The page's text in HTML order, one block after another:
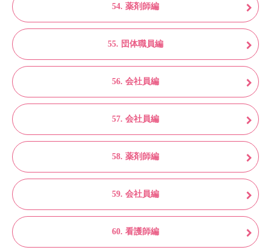
54. 薬剤師編
55. 団体職員編
56. 会社員編
57. 会社員編
58. 薬剤師編
59. 会社員編
60. 看護師編